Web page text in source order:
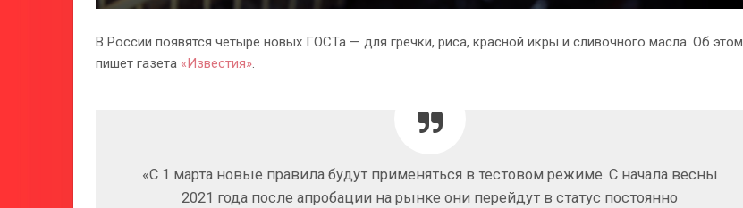
В России появятся четыре новых ГОСТа — для гречки, риса, красной икры и сливочного масла. Об этом
пишет газета «Известия».
«C 1 марта новые правила будут применяться в тестовом режиме. С начала весны
2021 года после апробации на рынке они перейдут в статус постоянно